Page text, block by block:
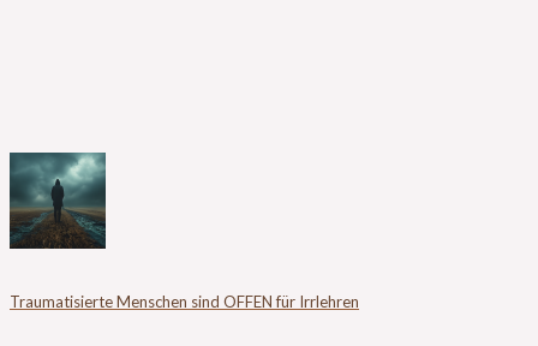
Traumatisierte Menschen sind OFFEN für Irrlehren